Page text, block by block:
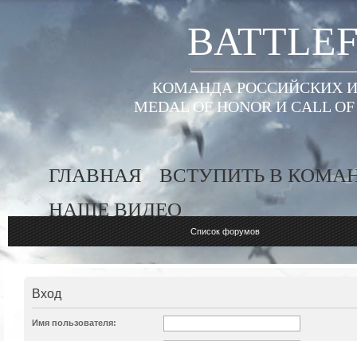
КОМАНДА РОССИЙСКИХ
MEDAL OF HONOR И
ГЛАВНАЯ
ВСТУПИТЬ В
НАШЕ ВИДЕО
Список форумов
Вход
Имя пользователя: